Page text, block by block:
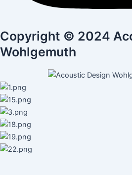
Copyright © 2024
Wohlgemuth